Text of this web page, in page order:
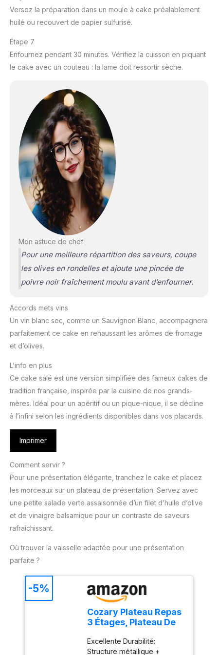
Versez la préparation dans un moule à cake préalablement
huilé ou recouvert de papier sulfurisé.
Étape 7
Enfournez pendant 30 minutes. Vérifiez la cuisson en piquant
le cake avec un couteau : la lame doit ressortir sèche.
Mon astuce de chef
Pour une meilleure répartition des saveurs, coupe
les olives en rondelles et ajoute une pincée de
poivre noir fraîchement moulu avant d’enfourner.
Accords mets vins
Un vin blanc sec, comme un Sauvignon Blanc, accompagnera
parfaitement ce cake en rehaussant les arômes de fromage
et d’olives.
L’info en plus
Ce cake salé est une version simplifiée des fameux cakes de
tradition française, inspirée par la cuisine de nos grands-
mères. Idéal pour un apéritif ou un pique-nique, il se décline
à l’infini selon les ingrédients disponibles dans vos placards.
Imprimer
Comment servir ?
Pour une présentation élégante, tranchez le cake et placez
les morceaux sur un plateau de présentation. Servez avec
une petite salade verte assaisonnée d’un filet d’huile d’olive
et de vinaigre balsamique pour un contraste de saveurs
rafraîchissant.
Où trouver la vaisselle adaptée pour une présentation
parfaite ?
Cozary Plateau Repas
3 Étages, Plateau De
28.9x12.5x1.2cm,
Excellente Durabilité:
Structure métallique +
-5%